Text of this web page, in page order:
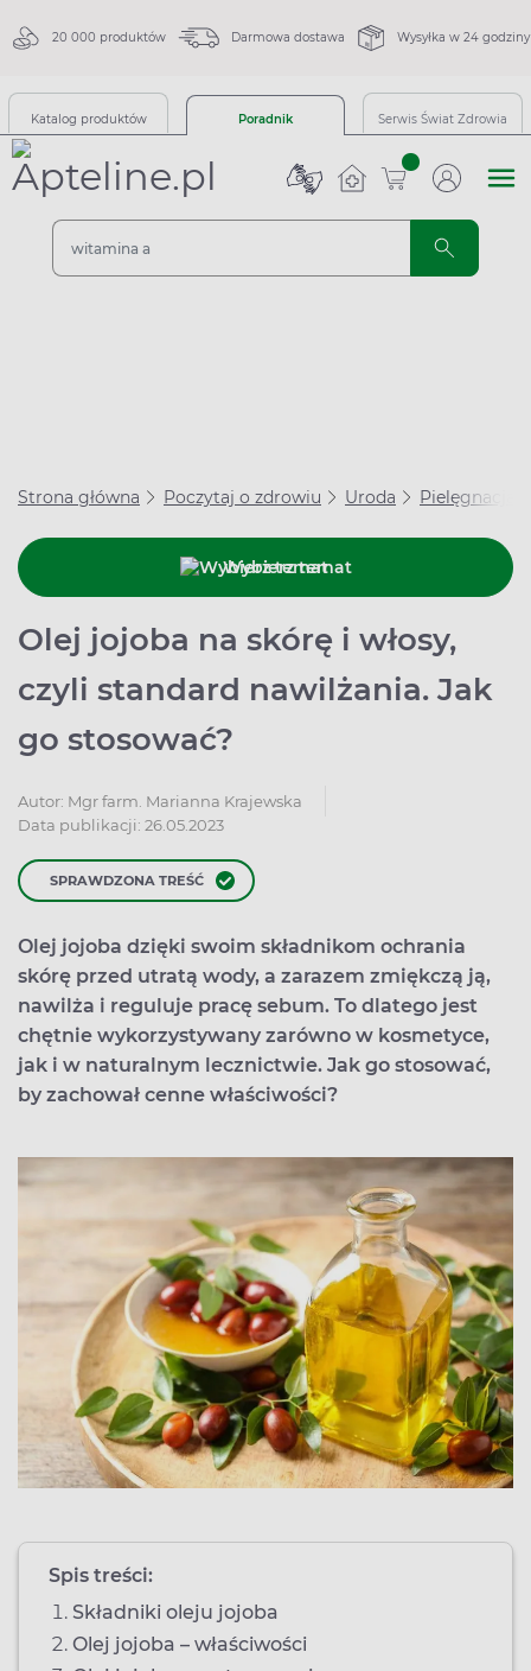
20 000 produktów Darmowa dostawa Wysyłka w 24 godziny
Katalog produktów Poradnik Serwis Świat Zdrowia
sztuk
Strona główna Poczytaj o zdrowiu Uroda Pielęgnacja
Wybierz temat
Olej jojoba na skórę i włosy,
czyli standard nawilżania. Jak
go stosować?
Autor: Mgr farm. Marianna Krajewska
Data publikacji: 26.05.2023
SPRAWDZONA TREŚĆ
Olej jojoba dzięki swoim składnikom ochrania
skórę przed utratą wody, a zarazem zmiękczą ją,
nawilża i reguluje pracę sebum. To dlatego jest
chętnie wykorzystywany zarówno w kosmetyce,
jak i w naturalnym lecznictwie. Jak go stosować,
by zachował cenne właściwości?
Spis treści:
Składniki oleju jojoba
Olej jojoba – właściwości